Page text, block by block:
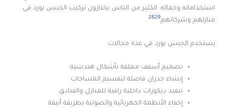
استخداماته وجماله. الكثير من الناس يختارون تركيب الجبس بورد في
منازلهم وشركاتهم
2829
.
يستخدم الجبس بورد في عدة مجالات:
تصميم أسقف معلقة بأشكال هندسية
إنشاء جدران فاصلة لتقسيم المساحات
تنفيذ ديكورات داخلية راقية للمنازل والفنادق
إخفاء الأنظمة الكهربائية والصوتية بطريقة أنيقة